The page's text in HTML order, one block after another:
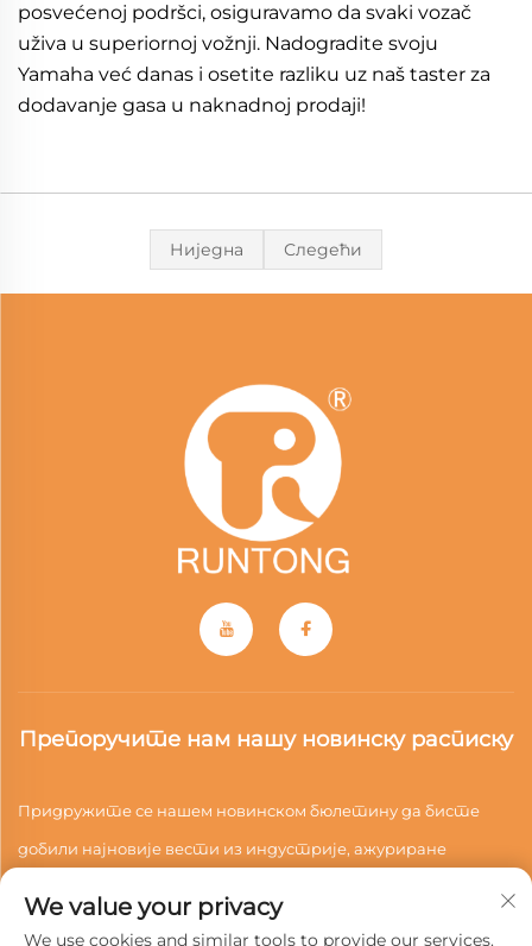
posvećenoj podršci, osiguravamo da svaki vozač
uživa u superiornoj vožnji. Nadogradite svoju
Yamaha već danas i osetite razliku uz naš taster za
dodavanje gasa u naknadnoj prodaji!
Ниједна Следећи
Препоручите нам нашу новинску расписку
Придружите се нашем новинском бюлетину да бисте
добили најновије вести из индустрије, ажуриране
We value your privacy
We use cookies and similar tools to provide our services.